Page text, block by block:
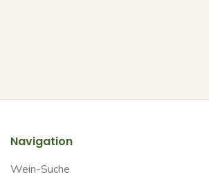
Navigation
Wein-Suche